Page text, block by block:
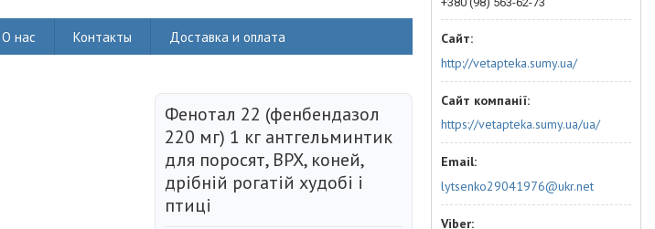
О нас Контакты Доставка и оплата
Фенотал 22 (фенбендазол
220 мг) 1 кг антгельминтик
для поросят, ВРХ, коней,
дрібній рогатій худобі і
птиці
http://vetapteka.sumy.ua/
https://vetapteka.sumy.ua/ua/
lytsenko29041976@ukr.net